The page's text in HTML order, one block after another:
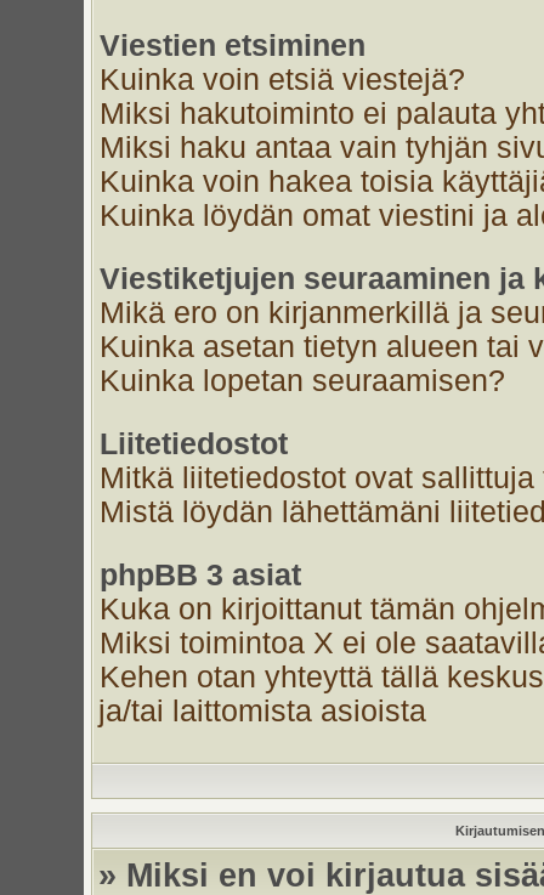
Viestien etsiminen
Kuinka voin etsiä viestejä?
Miksi hakutoiminto ei palauta
Miksi haku antaa vain tyhjän
Kuinka voin hakea toisia
Kuinka löydän omat viestini ja
Viestiketjujen seuraaminen ja
Mikä ero on kirjanmerkillä ja
Kuinka asetan tietyn alueen tai
Kuinka lopetan seuraamisen?
Liitetiedostot
Mitkä liitetiedostot ovat
Mistä löydän lähettämäni
phpBB 3 asiat
Kuka on kirjoittanut tämän
Miksi toimintoa X ei ole
Kehen otan yhteyttä tällä
ja/tai laittomista asioista
» Miksi en voi kirjautua